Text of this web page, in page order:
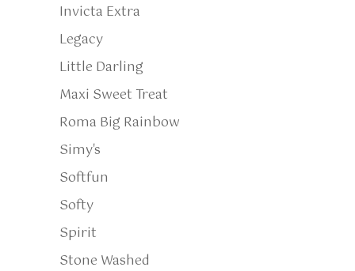
Invicta Extra
Legacy
Little Darling
Maxi Sweet Treat
Roma Big Rainbow
Simy's
Softfun
Softy
Spirit
Stone Washed